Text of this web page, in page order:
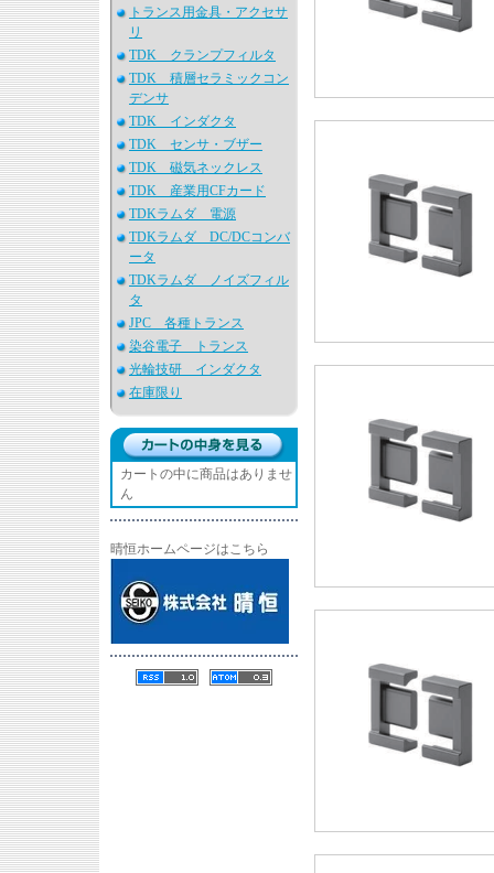
トランス用金具・アクセサ
リ
TDK クランプフィルタ
TDK 積層セラミックコン
デンサ
TDK インダクタ
TDK センサ・ブザー
TDK 磁気ネックレス
TDK 産業用CFカード
TDKラムダ 電源
TDKラムダ DC/DCコンバ
ータ
TDKラムダ ノイズフィル
タ
JPC 各種トランス
染谷電子 トランス
光輪技研 インダクタ
在庫限り
カートの中に商品はありませ
ん
晴恒ホームページはこちら